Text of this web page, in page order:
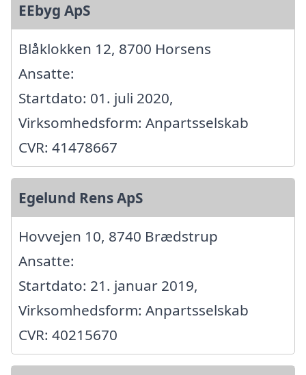
EEbyg ApS
Blåklokken 12, 8700 Horsens
Ansatte:
Startdato: 01. juli 2020,
Virksomhedsform: Anpartsselskab
CVR: 41478667
Egelund Rens ApS
Hovvejen 10, 8740 Brædstrup
Ansatte:
Startdato: 21. januar 2019,
Virksomhedsform: Anpartsselskab
CVR: 40215670